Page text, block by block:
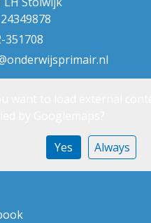
351708
Yes Always